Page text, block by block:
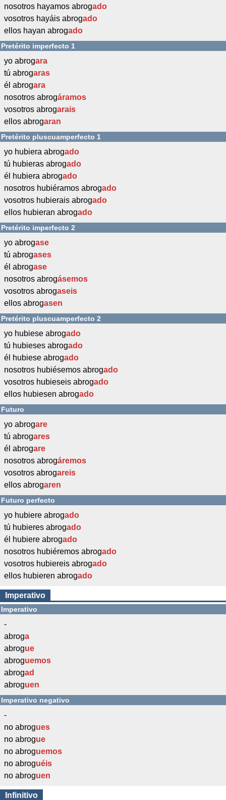
nosotros hayamos abrogado
vosotros hayáis abrogado
ellos hayan abrogado
Pretérito imperfecto 1
yo abrogara
tú abrogaras
él abrogara
nosotros abrogáramos
vosotros abrogarais
ellos abrogaran
Pretérito pluscuamperfecto 1
yo hubiera abrogado
tú hubieras abrogado
él hubiera abrogado
nosotros hubiéramos abrogado
vosotros hubierais abrogado
ellos hubieran abrogado
Pretérito imperfecto 2
yo abrogase
tú abrogases
él abrogase
nosotros abrogásemos
vosotros abrogaseis
ellos abrogasen
Pretérito pluscuamperfecto 2
yo hubiese abrogado
tú hubieses abrogado
él hubiese abrogado
nosotros hubiésemos abrogado
vosotros hubieseis abrogado
ellos hubiesen abrogado
Futuro
yo abrogare
tú abrogares
él abrogare
nosotros abrogáremos
vosotros abrogareis
ellos abrogaren
Futuro perfecto
yo hubiere abrogado
tú hubieres abrogado
él hubiere abrogado
nosotros hubiéremos abrogado
vosotros hubiereis abrogado
ellos hubieren abrogado
Imperativo
Imperativo
-
abroga
abrogue
abroguemos
abrogad
abroguen
Imperativo negativo
-
no abrogues
no abrogue
no abroguemos
no abroguéis
no abroguen
Infinitivo